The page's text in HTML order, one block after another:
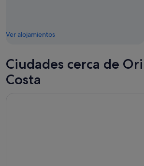
Ver alojamientos
Ciudades cerca de
Costa